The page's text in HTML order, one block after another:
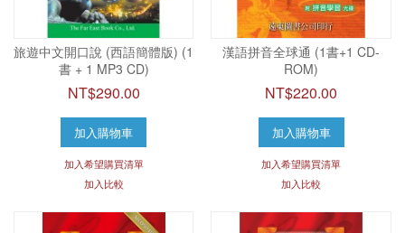
旅遊中文開口說 (西語簡體版) (1
書 + 1 MP3 CD)
NT$290.00
加入購物車
加入希望購買清單
加入比較
漢語拼音全球通 (1書+1 CD-
ROM)
NT$220.00
加入購物車
加入希望購買清單
加入比較